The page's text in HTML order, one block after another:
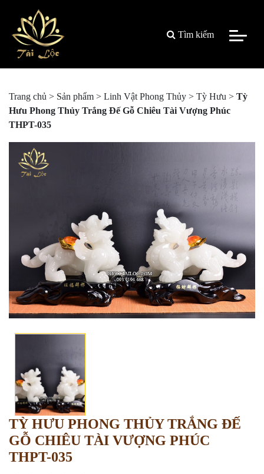
Tìm kiếm
Trang chủ > Sản phẩm > Linh Vật Phong Thủy > Tỳ Hưu > Tỳ
Hưu Phong Thủy Trắng Đế Gỗ Chiêu Tài Vượng Phúc
THPT-035
TỲ HƯU PHONG THỦY TRẮNG ĐẾ
GỖ CHIÊU TÀI VƯỢNG PHÚC
THPT-035